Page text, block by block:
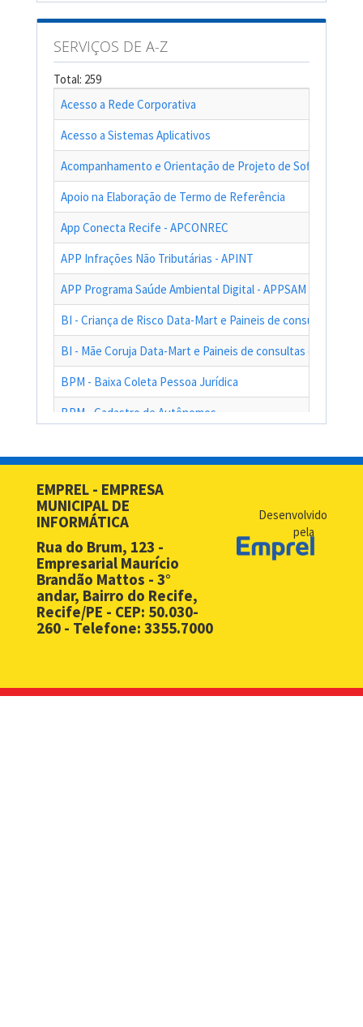
SERVIÇOS DE A-Z
Total: 259
Acesso a Rede Corporativa
Acesso a Sistemas Aplicativos
Acompanhamento e Orientação de Projeto de Software
Apoio na Elaboração de Termo de Referência
App Conecta Recife - APCONREC
APP Infrações Não Tributárias - APINT
APP Programa Saúde Ambiental Digital - APPSAM
BI - Criança de Risco Data-Mart e Paineis de consultas das
BI - Mãe Coruja Data-Mart e Paineis de consultas das
BPM - Baixa Coleta Pessoa Jurídica
BPM - Cadastro de Autônomos
BPM - Cadastro Simplificado para Contribuintes de Outros
BPM - Desbloqueio de Senha Web - PF
BPM - Desbloqueio de Senha Web - PJ
BPM - Licença Premio
BPM - Monitoramento Áreas de Risco
EMPREL - EMPRESA
MUNICIPAL DE
INFORMÁTICA
Rua do Brum, 123 -
Empresarial Maurício
Brandão Mattos - 3°
andar, Bairro do Recife,
Recife/PE - CEP: 50.030-
260 - Telefone: 3355.7000
Desenvolvido
pela